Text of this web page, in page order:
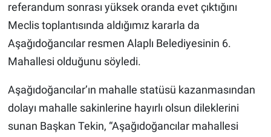
referandum sonrası yüksek oranda evet çıktığını
Meclis toplantısında aldığımız kararla da
Aşağıdoğancılar resmen Alaplı Belediyesinin 6.
Mahallesi olduğunu söyledi.
Aşağıdoğancılar’ın mahalle statüsü kazanmasından
dolayı mahalle sakinlerine hayırlı olsun dileklerini
sunan Başkan Tekin, “Aşağıdoğancılar mahallesi